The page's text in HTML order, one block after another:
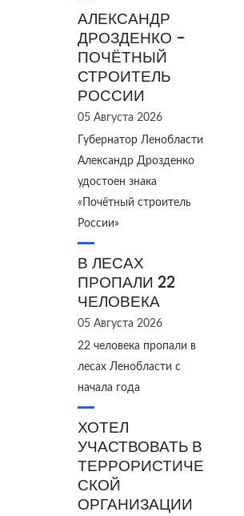
АЛЕКСАНДР
ДРОЗДЕНКО -
ПОЧЁТНЫЙ
СТРОИТЕЛЬ
РОССИИ
05 Августа 2026
Губернатор Ленобласти
Александр Дрозденко
удостоен знака
«Почётный строитель
России»
В ЛЕСАХ
ПРОПАЛИ 22
ЧЕЛОВЕКА
05 Августа 2026
22 человека пропали в
лесах Ленобласти с
начала года
ХОТЕЛ
УЧАСТВОВАТЬ В
ТЕРРОРИСТИЧЕ
СКОЙ
ОРГАНИЗАЦИИ